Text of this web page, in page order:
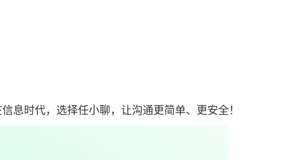
时代，选择任小聊，让沟通更简单、更安全！